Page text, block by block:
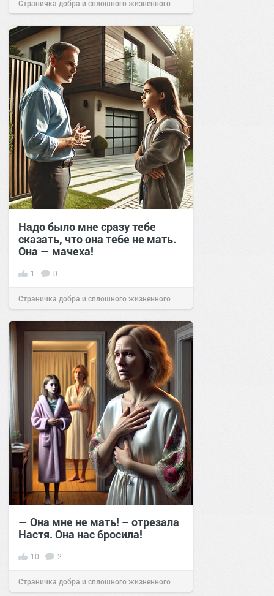
Страничка добра и сплошного жизненного
позитива!21:0022 янв 2026
Надо было мне сразу тебе
сказать, что она тебе не мать.
Она — мачеха!
1 0
Страничка добра и сплошного жизненного
позитива!17:4028 янв 2025
— Она мне не мать! – отрезала
Настя. Она нас бросила!
10 2
Страничка добра и сплошного жизненного